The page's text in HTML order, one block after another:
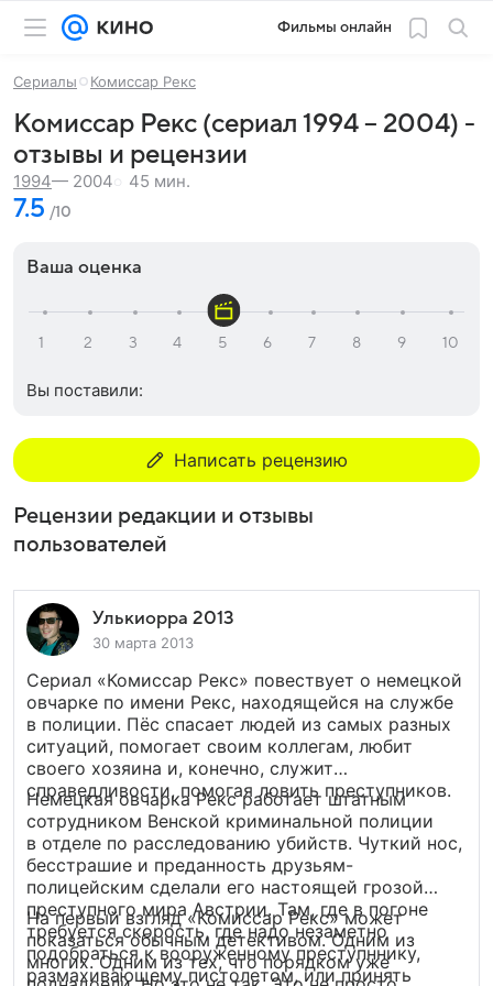
Фильмы онлайн
Сериалы Комиссар Рекс
Комиссар Рекс (сериал 1994 – 2004) -
отзывы и рецензии
1994— 2004 45 мин.
7.5 /10
Ваша оценка
Вы поставили:
Написать рецензию
Рецензии редакции и отзывы
пользователей
Улькиорра 2013
30 марта 2013
Сериал «Комиссар Рекс» повествует о немецкой
овчарке по имени Рекс, находящейся на службе
в полиции. Пёс спасает людей из самых разных
ситуаций, помогает своим коллегам, любит
своего хозяина и, конечно, служит
справедливости, помогая ловить преступников.
Немецкая овчарка Рекс работает штатным
сотрудником Венской криминальной полиции
в отделе по расследованию убийств. Чуткий нос,
бесстрашие и преданность друзьям-
полицейским сделали его настоящей грозой
преступного мира Австрии. Там, где в погоне
требуется скорость, где надо незаметно
подобраться к вооруженному преступннику,
размахивающему пистолетом, или принять
На первый взгляд «Комиссар Рекс» может
показаться обычным детективом. Одним из
многих. Одним из тех, что порядком уже